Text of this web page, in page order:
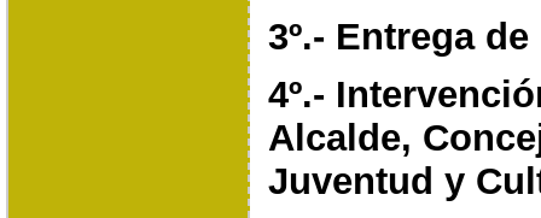
3º.- Entrega
4º.-
Alcalde,
Juventud y